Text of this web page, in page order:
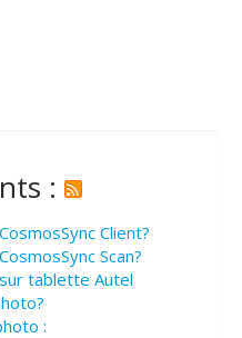
:
Client?
Scan?
tablette Autel
: